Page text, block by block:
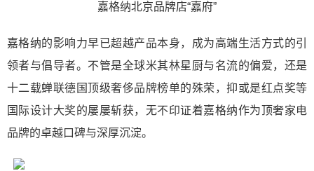
嘉格纳北京品牌店“嘉府”
嘉格纳的影响力早已超越产品本身，成为高端生活方式的引
领者与倡导者。不管是全球米其林星厨与名流的偏爱，还是
十二载蝉联德国顶级奢侈品牌榜单的殊荣，抑或是红点奖等
国际设计大奖的屡屡斩获，无不印证着嘉格纳作为顶奢家电
品牌的卓越口碑与深厚沉淀。